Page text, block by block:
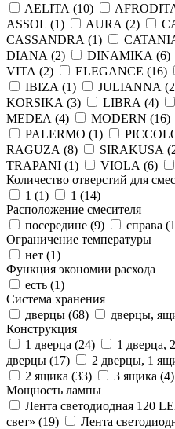
AELITA (10)
ASSOL (1) AURA (2)
CASSANDRA (1)
DIANA (2) DINAMIKA (6)
VITA (2) ELEGANCE (16)
IBIZA (1) JULIANNA (2
KORSIKA (3) LIBRA (4)
MEDEA (4) MODERN (16)
PALERMO (1)
RAGUZA (8) SIRAKUSA (
TRAPANI (1) VIOLA (6)
Количество отверстий для
1 (1) 1 (14)
Расположение смесителя
посередине (9) справа (1
Ограничение температуры
нет (1)
Функция экономии расхода
есть (1)
Система хранения
дверцы (68) дверцы,
Конструкция
1 дверца (24) 1 дверца,
дверцы (17) 2 дверцы, 1
2 ящика (33) 3 ящика (4)
Мощность лампы
Лента светодиодная 120
свет» (19)
Лента